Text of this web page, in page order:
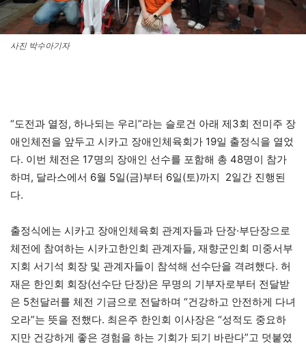
사진 박수아기자
“도전과 열정, 하나되는 우리”라는 슬로건 아래 제3회 전미주 장
애인체전을 앞두고 시카고 장애인체육회가 19일 출정식을 열었
다. 이번 체전은 17명의 장애인 선수를 포함해 총 48명이 참가
하며, 달라스에서 6월 5일(금)부터 6일(토)까지 2일간 진행된
다.
출정식에는 시카고 장애인체육회 관계자들과 단장·부단장으로
체전에 참여하는 시카고한인회 관계자들, 재향군인회 미중서부
지회 서기석 회장 및 관계자들이 참석해 선수단을 격려했다. 허
재은 한인회 회장(선수단 단장)은 무명의 기부자로부터 전달받
은 5천달러를 체전 기금으로 전달하며 “건강하고 안전하게 다녀
오라”는 뜻을 전했다. 최은주 한인회 이사장은 “성적도 중요하
지만 건강하게 좋은 경험을 하는 기회가 되기 바란다”고 덧붙였